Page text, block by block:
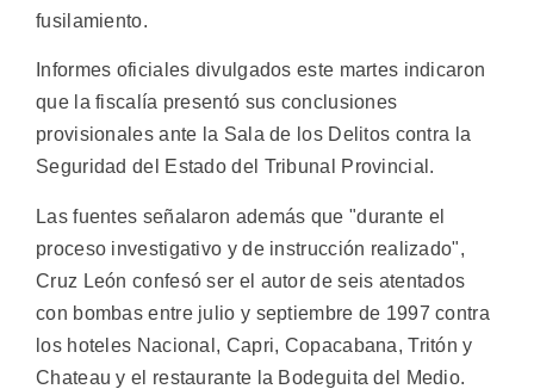
fusilamiento.
Informes oficiales divulgados este martes indicaron
que la fiscalía presentó sus conclusiones
provisionales ante la Sala de los Delitos contra la
Seguridad del Estado del Tribunal Provincial.
Las fuentes señalaron además que "durante el
proceso investigativo y de instrucción realizado",
Cruz León confesó ser el autor de seis atentados
con bombas entre julio y septiembre de 1997 contra
los hoteles Nacional, Capri, Copacabana, Tritón y
Chateau y el restaurante la Bodeguita del Medio.